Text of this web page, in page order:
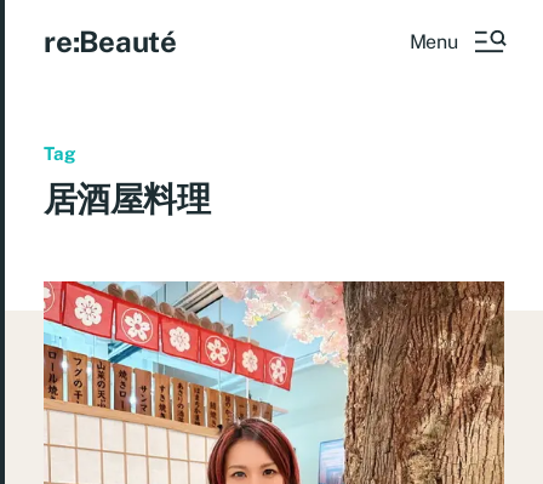
re:Beauté Menu
Tag
居酒屋料理